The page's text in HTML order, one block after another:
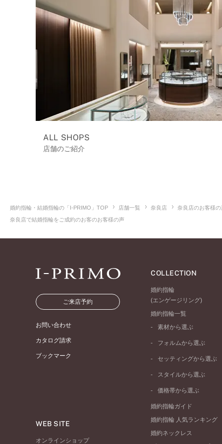
ALL SHOPS
店舗のご紹介
婚約指輪・結婚指輪の「I-PRIMO」TOP 店舗一覧 奈良店
奈良店のお客様
奈良店で結婚指輪をご成約のお客のお客様の声
ご来店予約
お問い合わせ
カタログ請求
ブックマーク
WEB SITE
オンラインショップ
COLLECTION
婚約指輪
(エンゲージリング)
婚約指輪一覧
素材から選ぶ
プラチナ
ピンクゴールド
ペールブラウンゴール
フォルムから選ぶ
ストレートライン
V字ライン
セッティングから選ぶ
ソリテール
ダブルサイドメレ
ラインメレ
スタイルから選ぶ
シンプル
モード
エレガント
ゴージャス
価格帯から選ぶ
50万円台～
20万円台～
婚約指輪ガイド
婚約指輪 人気ランキング
婚約ネックレス